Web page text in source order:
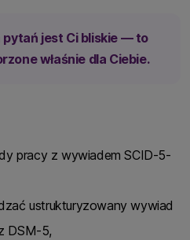
pytań jest Ci bliskie — to
właśnie dla Ciebie.
pracy z wywiadem SCID-5-
ustrukturyzowany wywiad
DSM-5,